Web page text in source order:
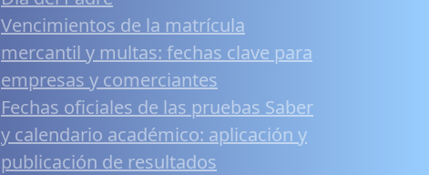
Vencimientos de la matrícula
mercantil y multas: fechas clave para
empresas y comerciantes
Fechas oficiales de las pruebas Saber
y calendario académico: aplicación y
publicación de resultados